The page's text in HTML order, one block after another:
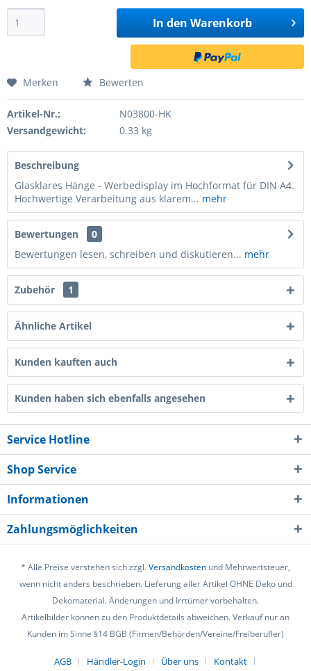
In den Warenkorb
Merken Bewerten
Artikel-Nr.:
N03800-HK
Versandgewicht:
0.33 kg
Beschreibung
Glasklares Hänge - Werbedisplay im Hochformat für DIN A4.
Hochwertige Verarbeitung aus klarem... mehr
Bewertungen
0
Bewertungen lesen, schreiben und diskutieren... mehr
Zubehör 1
Ähnliche Artikel
Kunden kauften auch
Kunden haben sich ebenfalls angesehen
Service Hotline
Shop Service
Informationen
Zahlungsmöglichkeiten
* Alle Preise verstehen sich zzgl.Versandkosten und Mehrwertsteuer,
wenn nicht anders beschrieben. Lieferung aller Artikel OHNE Deko und
Dekomaterial. Änderungen und Irrtümer vorbehalten.
Artikelbilder können zu den Produktdetails abweichen. Verkauf nur an
Kunden im Sinne §14 BGB (Firmen/Behörden/Vereine/Freiberufler)
AGB Händler-Login Über uns Kontakt